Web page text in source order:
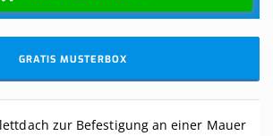
GRATIS MUSTERBOX
zur Befestigung an einer Mauer